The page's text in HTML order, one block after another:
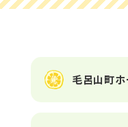
毛呂山町